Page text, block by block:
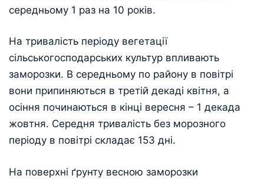
середньому 1 раз на 10 років.
На тривалість періоду вегетації
сільськогосподарських культур впливають
заморозки. В середньому по району в повітрі
вони припиняються в третій декаді квітня, а
осіння починаються в кінці вересня – 1 декада
жовтня. Середня тривалість без морозного
періоду в повітрі складає 153 дні.
На поверхні ґрунту весною заморозки